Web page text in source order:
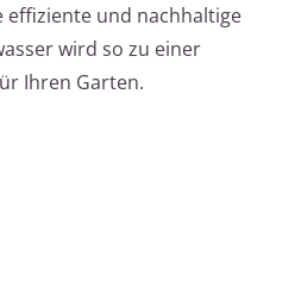
effiziente und nachhaltige
wird so zu einer
Ihren Garten.